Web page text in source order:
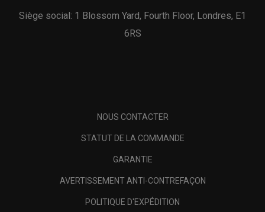
Siège social: 1 Blossom Yard, Fourth Floor, Londres, E1
6RS
NOUS CONTACTER
STATUT DE LA COMMANDE
GARANTIE
AVERTISSEMENT ANTI-CONTREFAÇON
POLITIQUE D'EXPÉDITION